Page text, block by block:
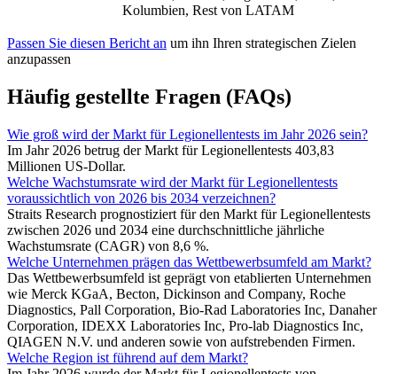
Kolumbien, Rest von LATAM
Passen Sie diesen Bericht an um ihn Ihren strategischen Zielen
anzupassen
Häufig gestellte Fragen (FAQs)
Wie groß wird der Markt für Legionellentests im Jahr 2026 sein?
Im Jahr 2026 betrug der Markt für Legionellentests 403,83
Millionen US-Dollar.
Welche Wachstumsrate wird der Markt für Legionellentests
voraussichtlich von 2026 bis 2034 verzeichnen?
Straits Research prognostiziert für den Markt für Legionellentests
zwischen 2026 und 2034 eine durchschnittliche jährliche
Wachstumsrate (CAGR) von 8,6 %.
Welche Unternehmen prägen das Wettbewerbsumfeld am Markt?
Das Wettbewerbsumfeld ist geprägt von etablierten Unternehmen
wie Merck KGaA, Becton, Dickinson and Company, Roche
Diagnostics, Pall Corporation, Bio-Rad Laboratories Inc, Danaher
Corporation, IDEXX Laboratories Inc, Pro-lab Diagnostics Inc,
QIAGEN N.V. und anderen sowie von aufstrebenden Firmen.
Welche Region ist führend auf dem Markt?